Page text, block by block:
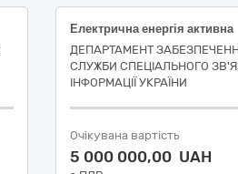
Електрична енергія активна
ДЕПАРТАМЕНТ
СЛУЖБИ СПЕЦІАЛЬНОГО
ІНФОРМАЦІЇ УКРАЇНИ
Очікувана вартість
5 000 000,00 UAH